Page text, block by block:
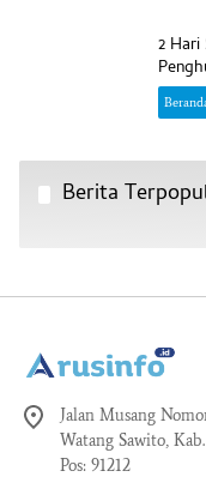
2
Berita
Jalan Musang
Watang Sawito,
Pos: 91212